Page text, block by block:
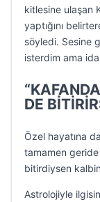
kitlesine ulaşan
yaptığını
söyledi. Sesine
isterdim ama
DE
Özel hayatına
tamamen geride
bitirdiysen
Astrolojiyle